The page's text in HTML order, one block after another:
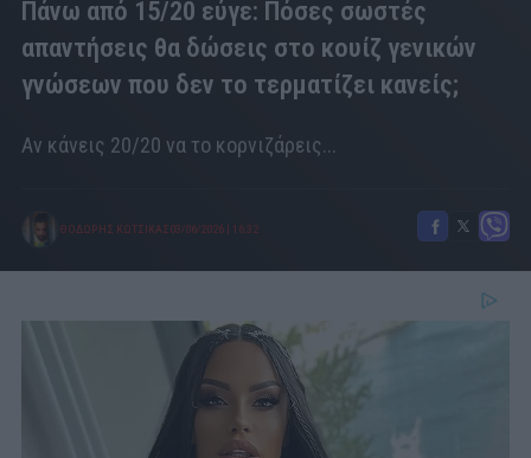
Πάνω από 15/20 εύγε: Πόσες σωστές
απαντήσεις θα δώσεις στο κουίζ γενικών
γνώσεων που δεν το τερματίζει κανείς;
Αν κάνεις 20/20 να το κορνιζάρεις...
ΘΟΔΩΡΗΣ ΚΩΤΣΙΚΑΣ 03/06/2026 16:32